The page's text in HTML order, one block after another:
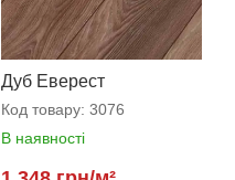
Дуб Еверест
Код товару: 3076
В наявності